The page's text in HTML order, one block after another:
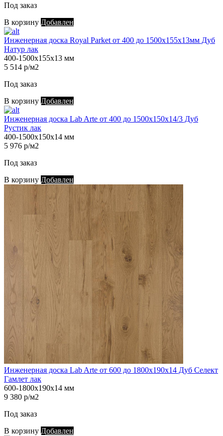
Под заказ
В корзину Добавлен
Инженерная доска Royal Parket от 400 до 1500х155х13мм Дуб
Натур лак
400-1500х155х13 мм
5 514 р/м2
Под заказ
В корзину Добавлен
Инженерная доска Lab Arte от 400 до 1500х150х14/3 Дуб
Рустик лак
400-1500х150х14 мм
5 976 р/м2
Под заказ
В корзину Добавлен
Инженерная доска Lab Arte от 600 до 1800х190х14 Дуб Селект
Гамлет лак
600-1800х190х14 мм
9 380 р/м2
Под заказ
В корзину Добавлен